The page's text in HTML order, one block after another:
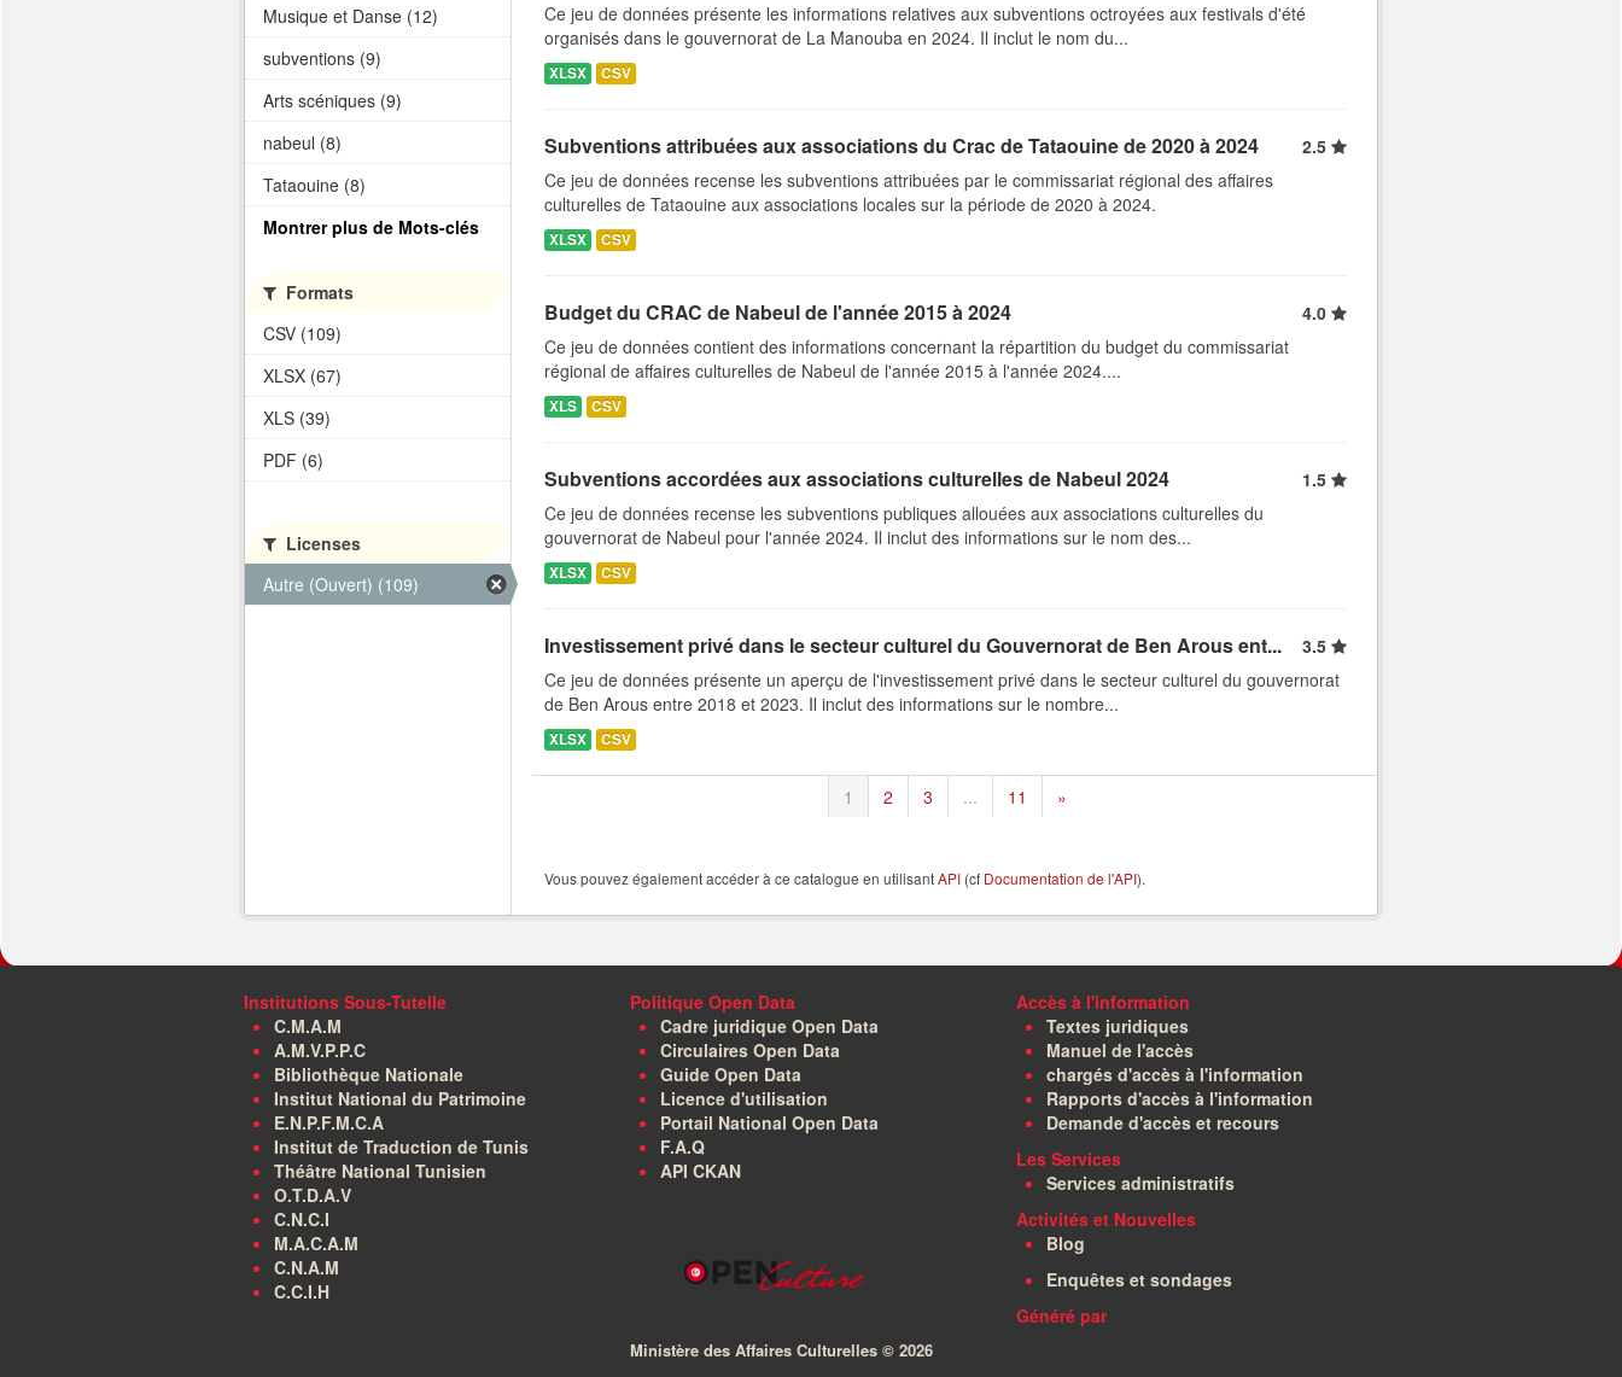
Ce jeu de données présente les informations relatives aux subventions octroyées aux festivals d'été
organisés dans le gouvernorat de La Manouba en 2024. Il inclut le nom du...
XLSX CSV
Subventions attribuées aux associations du Crac de Tataouine de 2020 à 2024
2.5
Ce jeu de données recense les subventions attribuées par le commissariat régional des affaires
culturelles de Tataouine aux associations locales sur la période de 2020 à 2024.
XLSX CSV
Budget du CRAC de Nabeul de l'année 2015 à 2024
4.0
Ce jeu de données contient des informations concernant la répartition du budget du commissariat
régional de affaires culturelles de Nabeul de l'année 2015 à l'année 2024....
XLS CSV
Subventions accordées aux associations culturelles de Nabeul 2024
1.5
Ce jeu de données recense les subventions publiques allouées aux associations culturelles du
gouvernorat de Nabeul pour l'année 2024. Il inclut des informations sur le nom des...
XLSX CSV
Investissement privé dans le secteur culturel du Gouvernorat de Ben Arous ent...
3.5
Ce jeu de données présente un aperçu de l'investissement privé dans le secteur culturel du gouvernorat
de Ben Arous entre 2018 et 2023. Il inclut des informations sur le nombre...
XLSX CSV
1 2 3 ... 11 »
Vous pouvez également accéder à ce catalogue en utilisantAPI (cf Documentation de l'API).
Musique et Danse (12)
subventions (9)
Arts scéniques (9)
nabeul (8)
Tataouine (8)
Montrer plus de Mots-clés
Formats
CSV (109)
XLSX (67)
XLS (39)
PDF (6)
Licenses
Autre (Ouvert) (109)
Institutions Sous-Tutelle
C.M.A.M
A.M.V.P.P.C
Bibliothèque Nationale
Institut National du Patrimoine
E.N.P.F.M.C.A
Institut de Traduction de Tunis
Théâtre National Tunisien
O.T.D.A.V
C.N.C.I
M.A.C.A.M
C.N.A.M
C.C.I.H
Politique Open Data
Cadre juridique Open Data
Circulaires Open Data
Guide Open Data
Licence d'utilisation
Portail National Open Data
F.A.Q
API CKAN
Ministère des Affaires Culturelles © 2026
Accès à l'information
Textes juridiques
Manuel de l'accès
chargés d'accès à l'information
Rapports d'accès à l'information
Demande d'accès et recours
Les Services
Services administratifs
Activités et Nouvelles
Blog
Enquêtes et sondages
Généré par